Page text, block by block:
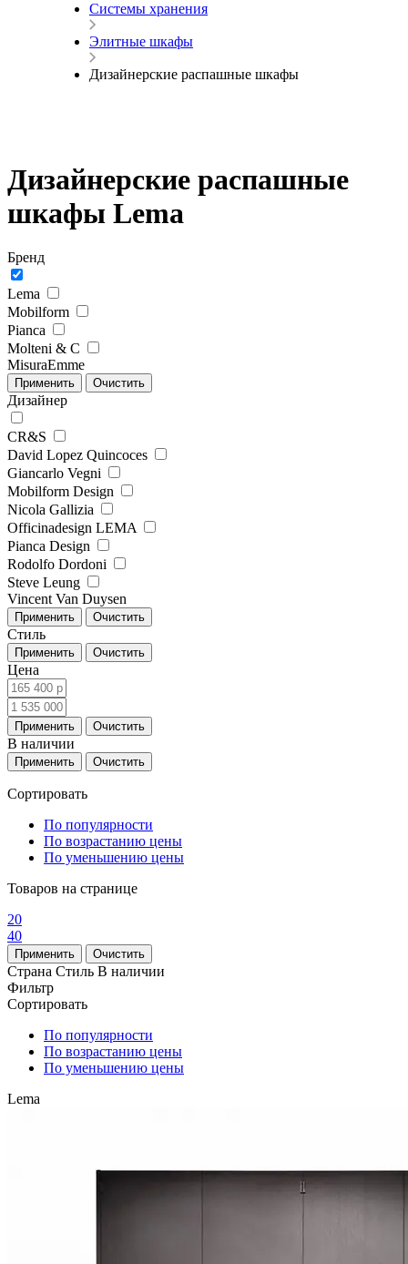
Системы хранения
Элитные шкафы
Дизайнерские распашные шкафы
Дизайнерские распашные
шкафы Lema
Бренд
Lema
Mobilform
Pianca
Molteni & C
MisuraEmme
Дизайнер
CR&S
David Lopez Quincoces
Giancarlo Vegni
Mobilform Design
Nicola Gallizia
Officinadesign LEMA
Pianca Design
Rodolfo Dordoni
Steve Leung
Vincent Van Duysen
Стиль
Цена
В наличии
Сортировать
По популярности
По возрастанию цены
По уменьшению цены
Товаров на странице
20
40
Страна Стиль В наличии
Фильтр
Сортировать
По популярности
По возрастанию цены
По уменьшению цены
Lema